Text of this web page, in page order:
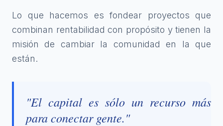
Lo que hacemos es fondear proyectos que
combinan rentabilidad con propósito y tienen la
misión de cambiar la comunidad en la que
están.
"El capital es sólo un recurso más
para conectar gente."